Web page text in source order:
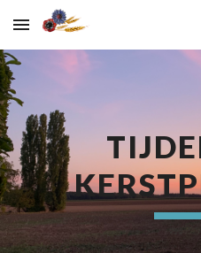
Skip to main content